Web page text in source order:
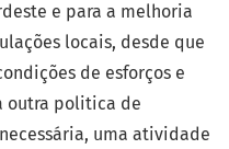
e para a melhoria
locais, desde que
de esforços e
outra politica de
uma atividade